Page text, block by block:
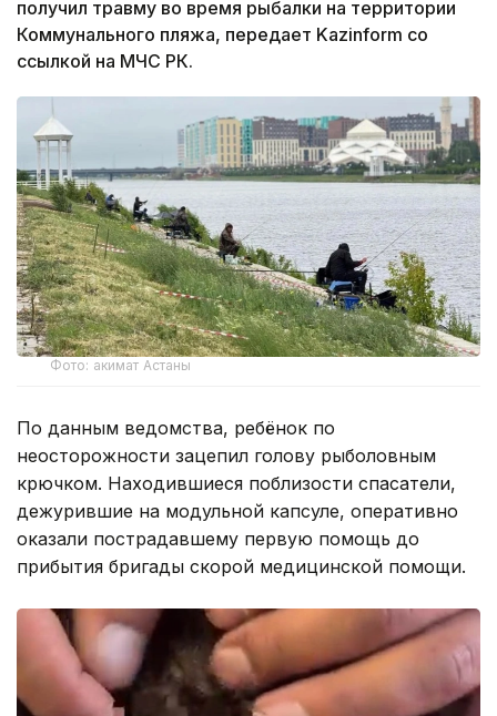
получил травму во время рыбалки на территории
Коммунального пляжа, передает Kazinform со
ссылкой на МЧС РК.
Фото: акимат Астаны
По данным ведомства, ребёнок по
неосторожности зацепил голову рыболовным
крючком. Находившиеся поблизости спасатели,
дежурившие на модульной капсуле, оперативно
оказали пострадавшему первую помощь до
прибытия бригады скорой медицинской помощи.